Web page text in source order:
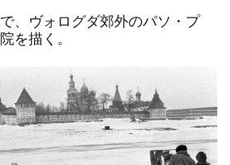
、ヴォログダ郊外のパソ・プ
を描く。